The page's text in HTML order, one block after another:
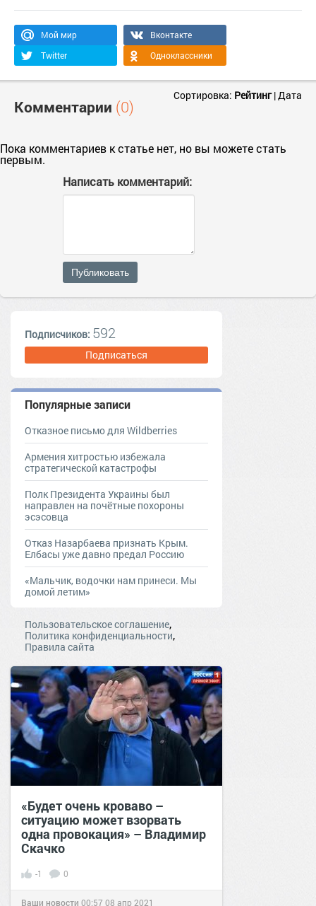
Мой мир
Вконтакте
Twitter
Одноклассники
Комментарии (0)
Сортировка: Рейтинг|Дата
Пока комментариев к статье нет, но вы можете стать
первым.
Написать комментарий:
Публиковать
Подписчиков: 592
Подписаться
Популярные записи
Отказное письмо для Wildberries
Армения хитростью избежала
стратегической катастрофы
Полк Президента Украины был
направлен на почётные похороны
эсэсовца
Отказ Назарбаева признать Крым.
Елбасы уже давно предал Россию
«Мальчик, водочки нам принеси. Мы
домой летим»
Пользовательское соглашение,
Политика конфиденциальности,
Правила сайта
«Будет очень кроваво –
ситуацию может взорвать
одна провокация» – Владимир
Скачко
-1 0
Ваши новости 00:57 08 апр 2021